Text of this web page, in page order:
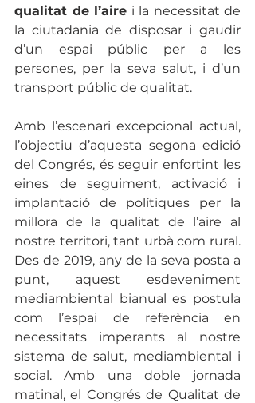
qualitat de l’aire i la necessitat de
la ciutadania de disposar i gaudir
d’un espai públic per a les
persones, per la seva salut, i d’un
transport públic de qualitat.
Amb l’escenari excepcional actual,
l’objectiu d’aquesta segona edició
del Congrés, és seguir enfortint les
eines de seguiment, activació i
implantació de polítiques per la
millora de la qualitat de l’aire al
nostre territori, tant urbà com rural.
Des de 2019, any de la seva posta a
punt, aquest esdeveniment
mediambiental bianual es postula
com l’espai de referència en
necessitats imperants al nostre
sistema de salut, mediambiental i
social. Amb una doble jornada
matinal, el Congrés de Qualitat de